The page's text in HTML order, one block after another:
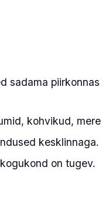
sadama piirkonnas
kohvikud, mere
kesklinnaga.
on tugev.